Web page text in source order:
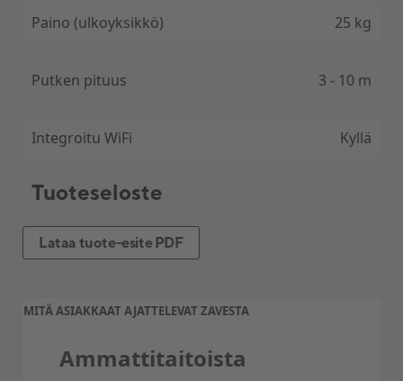
Paino (ulkoyksikkö) 25 kg
Putken pituus 3 - 10 m
Integroitu WiFi Kyllä
Tuoteseloste
Lataa tuote-esite PDF
MITÄ ASIAKKAAT AJATTELEVAT ZAVESTA
Ammattitaitoista